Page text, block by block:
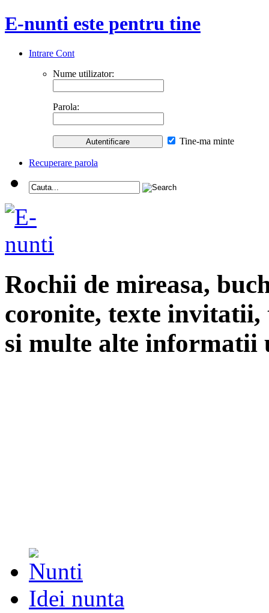
E-nunti este pentru tine
Intrare Cont
Nume utilizator:
Parola:
Tine-ma minte
Recuperare parola
Rochii de mireasa,
coronite, texte
si multe alte informatii
Idei nunta